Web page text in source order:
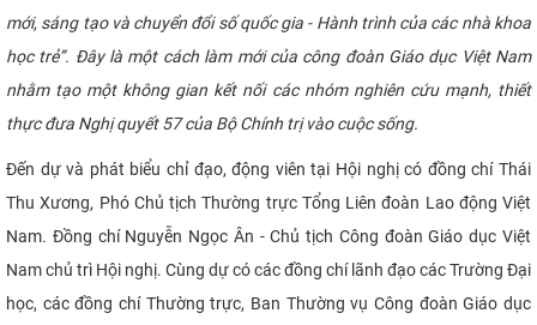
mới, sáng tạo và chuyển đổi số quốc gia - Hành trình của các nhà khoa
học trẻ”. Đây là một cách làm mới của công đoàn Giáo dục Việt Nam
nhằm tạo một không gian kết nối các nhóm nghiên cứu mạnh, thiết
thực đưa Nghị quyết 57 của Bộ Chính trị vào cuộc sống.
Đến dự và phát biểu chỉ đạo, động viên tại Hội nghị có đồng chí Thái
Thu Xương, Phó Chủ tịch Thường trực Tổng Liên đoàn Lao động Việt
Nam. Đồng chí Nguyễn Ngọc Ân - Chủ tịch Công đoàn Giáo dục Việt
Nam chủ trì Hội nghị. Cùng dự có các đồng chí lãnh đạo các Trường Đại
học, các đồng chí Thường trực, Ban Thường vụ Công đoàn Giáo dục